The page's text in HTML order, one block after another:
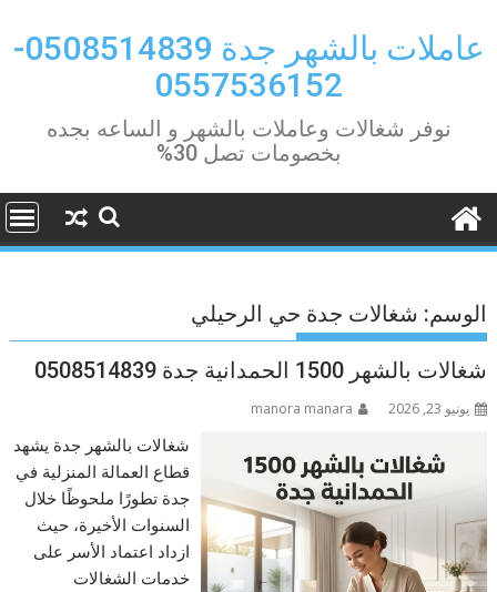
content
عاملات بالشهر جدة 0508514839-
0557536152
نوفر شغالات وعاملات بالشهر و الساعه بجده
بخصومات تصل 30%
الوسم: شغالات جدة حي الرحيلي
شغالات بالشهر 1500 الحمدانية جدة 0508514839
يونيو 23, 2026 manora manara
شغالات بالشهر جدة يشهد
قطاع العمالة المنزلية في
جدة تطورًا ملحوظًا خلال
السنوات الأخيرة، حيث
ازداد اعتماد الأسر على
خدمات الشغالات